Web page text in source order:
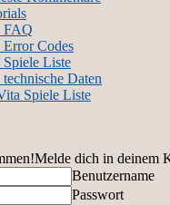
FAQ
Error Codes
Spiele Liste
technische Daten
Spiele Liste
Melde dich in deinem
Benutzername
Passwort